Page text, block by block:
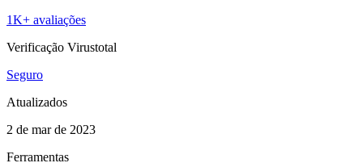
1K+ avaliações
Verificação Virustotal
Seguro
Atualizados
2 de mar de 2023
Ferramentas